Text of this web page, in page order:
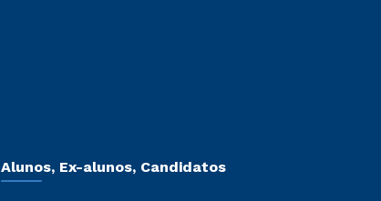
Alunos, Ex-alunos, Candidatos